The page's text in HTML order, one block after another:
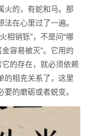
火的，有蛇和马。那
在心里过了一遍。
相销铄”，不是问“哪
容易被灭”。它用的
它的存在，就必须依赖
的相克关系了，这里
的磨砺或者蜕变。